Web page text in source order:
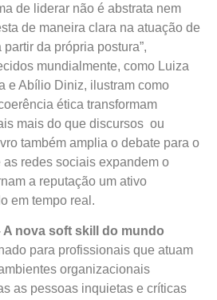
de liderar não é abstrata nem
de maneira clara na atuação de
da própria postura”,
mundialmente, como Luiza
e Abílio Diniz, ilustram como
ética transformam
mais do que discursos ou
também amplia o debate para o
redes sociais expandem o
a reputação um ativo
em tempo real.
A nova soft skill do mundo
para profissionais que atuam
organizacionais
as pessoas inquietas e críticas